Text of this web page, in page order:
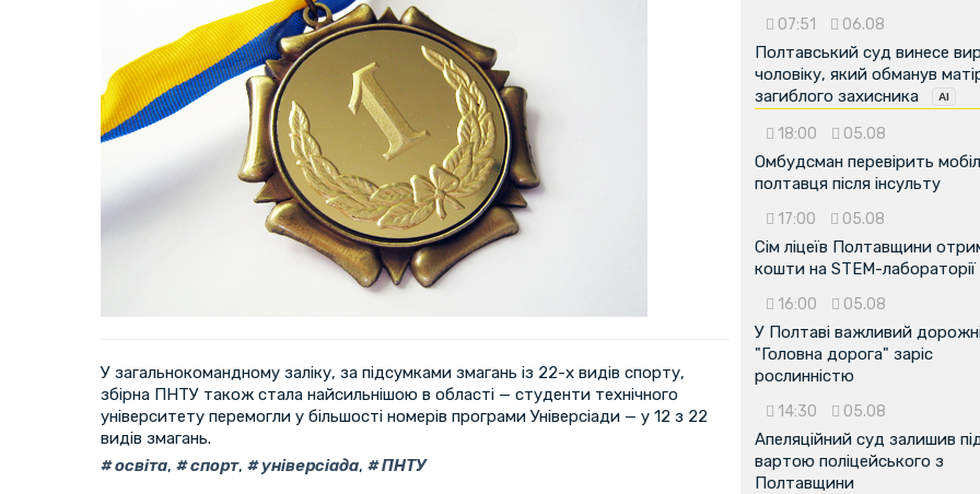
У загальнокомандному заліку, за підсумками змагань із 22-х видів спорту,
збірна ПНТУ також стала найсильнішою в області — студенти технічного
університету перемогли у більшості номерів програми Універсіади — у 12 з 22
видів змагань.
освіта, спорт, універсіада, ПНТУ
07:51 06.08
Полтавський суд винесе
чоловіку, який обманув
загиблого захисника
18:00 05.08
Омбудсман перевірить
полтавця після інсульту
17:00 05.08
Сім ліцеїв Полтавщини
кошти на STEM-лабораторії
16:00 05.08
У Полтаві важливий
"Головна дорога" заріс
рослинністю
14:30 05.08
Апеляційний суд залишив
вартою поліцейського з
Полтавщини